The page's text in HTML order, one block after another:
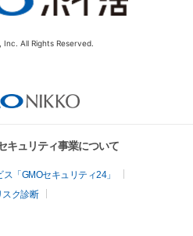
All Rights Reserved.
キュリティ事業について
「GMOセキュリティ24」
スク診断